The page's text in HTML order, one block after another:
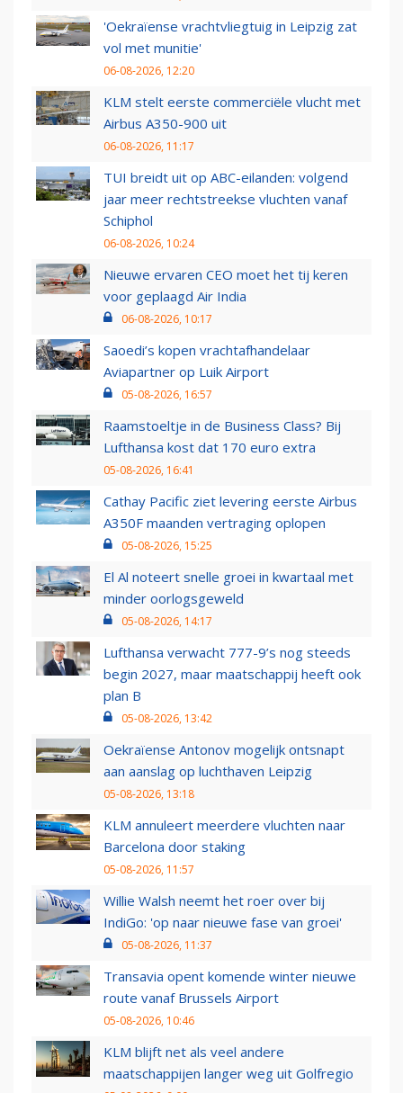
'Oekraïense vrachtvliegtuig in Leipzig zat
vol met munitie'
06-08-2026, 12:20
KLM stelt eerste commerciële vlucht met
Airbus A350-900 uit
06-08-2026, 11:17
TUI breidt uit op ABC-eilanden: volgend
jaar meer rechtstreekse vluchten vanaf
Schiphol
06-08-2026, 10:24
Nieuwe ervaren CEO moet het tij keren
voor geplaagd Air India
06-08-2026, 10:17
Saoedi’s kopen vrachtafhandelaar
Aviapartner op Luik Airport
05-08-2026, 16:57
Raamstoeltje in de Business Class? Bij
Lufthansa kost dat 170 euro extra
05-08-2026, 16:41
Cathay Pacific ziet levering eerste Airbus
A350F maanden vertraging oplopen
05-08-2026, 15:25
El Al noteert snelle groei in kwartaal met
minder oorlogsgeweld
05-08-2026, 14:17
Lufthansa verwacht 777-9’s nog steeds
begin 2027, maar maatschappij heeft ook
plan B
05-08-2026, 13:42
Oekraïense Antonov mogelijk ontsnapt
aan aanslag op luchthaven Leipzig
05-08-2026, 13:18
KLM annuleert meerdere vluchten naar
Barcelona door staking
05-08-2026, 11:57
Willie Walsh neemt het roer over bij
IndiGo: 'op naar nieuwe fase van groei'
05-08-2026, 11:37
Transavia opent komende winter nieuwe
route vanaf Brussels Airport
05-08-2026, 10:46
KLM blijft net als veel andere
maatschappijen langer weg uit Golfregio